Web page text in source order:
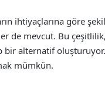
ihtiyaçlarına göre
de mevcut. Bu
alternatif
mümkün.